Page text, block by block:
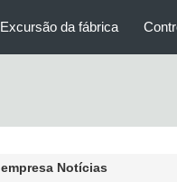
Excursão da fábrica
empresa Notícias